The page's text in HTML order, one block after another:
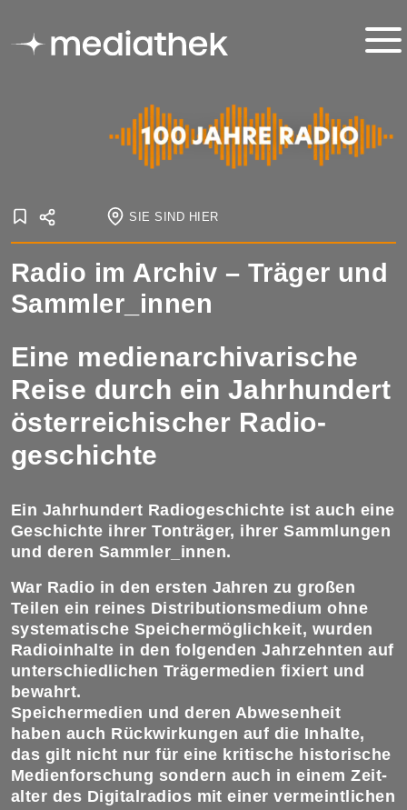
SIE SIND HIER
Startseite Onlineausstellungen
100 Jahre Radio
Radio im Archiv
Radio im Archiv – Träger und
Sammler_innen
Eine medienarchivarische
Reise durch ein Jahr­hundert
öster­reichischer Radio­
geschichte
Ein Jahrhundert Radiogeschichte ist auch eine
Geschichte ihrer Tonträger, ihrer Sammlungen
und deren Sammler_innen.
War Radio in den ersten Jahren zu großen
Teilen ein reines Distributions­medium ohne
syste­ma­tische Speicher­möglichkeit, wurden
Radio­inhalte in den folgenden Jahr­zehnten auf
unter­schied­lichen Träger­medien fixiert und
bewahrt.
Speichermedien und deren Abwesenheit
haben auch Rück­wirkungen auf die Inhalte,
das gilt nicht nur für eine kritische historische
Medien­forschung sondern auch in einem Zeit­
alter des Digital­radios mit einer vermeintlichen